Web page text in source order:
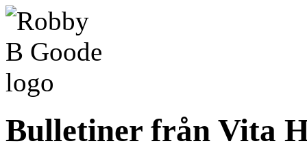
Bulletiner från Vita